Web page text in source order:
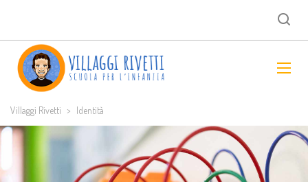
Villaggi Rivetti > Identità